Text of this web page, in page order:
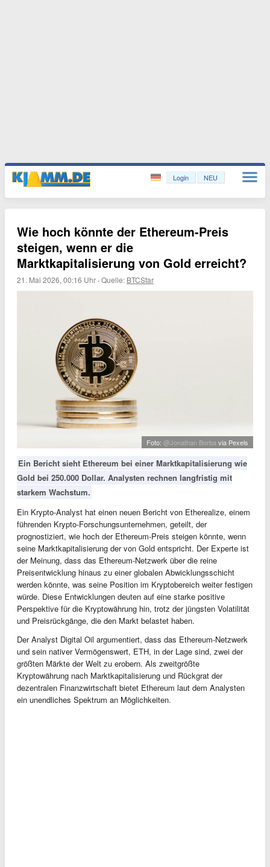
Login NEU
Wie hoch könnte der Ethereum-Preis
steigen, wenn er die
Marktkapitalisierung von Gold erreicht?
21. Mai 2026, 00:16 Uhr ·Quelle: BTCStar
Foto: @Jonathan Borbavia Pexels
Ein Bericht sieht Ethereum bei einer Marktkapitalisierung wie
Gold bei 250.000 Dollar. Analysten rechnen langfristig mit
starkem Wachstum.
Ein Krypto-Analyst hat einen neuen Bericht von Etherealize, einem
führenden Krypto-Forschungsunternehmen, geteilt, der
prognostiziert, wie hoch der Ethereum-Preis steigen könnte, wenn
seine Marktkapitalisierung der von Gold entspricht. Der Experte ist
der Meinung, dass das Ethereum-Netzwerk über die reine
Preisentwicklung hinaus zu einer globalen Abwicklungsschicht
werden könnte, was seine Position im Kryptobereich weiter festigen
würde. Diese Entwicklungen deuten auf eine starke positive
Perspektive für die Kryptowährung hin, trotz der jüngsten Volatilität
und Preisrückgänge, die den Markt belastet haben.
Der Analyst Digital Oil argumentiert, dass das Ethereum-Netzwerk
und sein nativer Vermögenswert, ETH, in der Lage sind, zwei der
größten Märkte der Welt zu erobern. Als zweitgrößte
Kryptowährung nach Marktkapitalisierung und Rückgrat der
dezentralen Finanzwirtschaft bietet Ethereum laut dem Analysten
ein unendliches Spektrum an Möglichkeiten.